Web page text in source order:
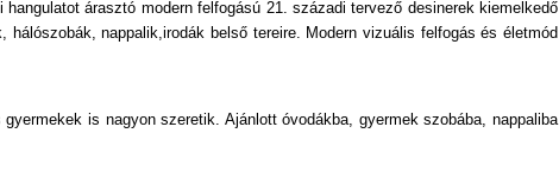
árasztó modern felfogású 21. századi tervező desinerek kiemelkedő
nappalik,irodák belső tereire. Modern vizuális felfogás és életmód
is nagyon szeretik. Ajánlott óvodákba, gyermek szobába, nappaliba